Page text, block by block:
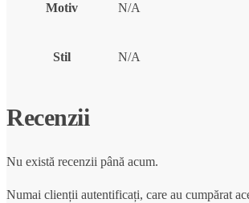
Motiv N/A
Stil N/A
Recenzii
Nu există recenzii până acum.
Numai clienții autentificați, care au cumpărat